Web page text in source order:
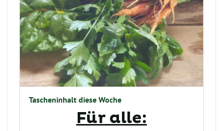
Tascheninhalt diese Woche
Für alle: